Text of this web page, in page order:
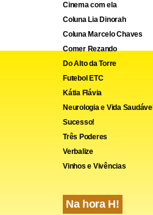
Telegram
Share
Cinema com ela
Coluna Lia Dinorah
Coluna Marcelo Chaves
Comer Rezando
Do Alto da Torre
Futebol ETC
Kátia Flávia
Neurologia e Vida Saudável
Sucesso!
Três Poderes
Verbalize
Vinhos e Vivências
Na hora H!